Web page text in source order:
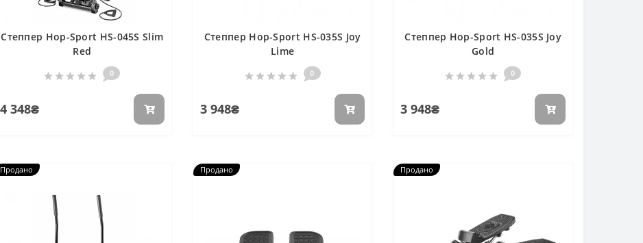
Степпер Hop-Sport HS-045S Slim
Red
0
4 348₴
Степпер Hop-Sport HS-035S Joy
Lime
0
3 948₴
Степпер Hop-Sport HS-035S Joy
Gold
0
3 948₴
Продано Продано Продано